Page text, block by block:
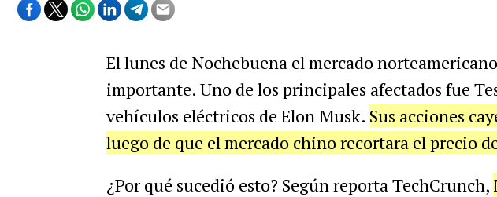
El lunes de Nochebuena el mercado
importante. Uno de los principales afectados fue
vehículos eléctricos de Elon Musk. Sus acciones
luego de que el mercado chino recortara el precio
¿Por qué sucedió esto? Según reporta TechCrunch,